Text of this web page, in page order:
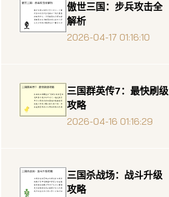
傲世三国：步兵攻击全
解析
2026-04-17 01:16:10
三国群英传7：最快刷级
攻略
2026-04-16 01:16:29
三国杀战场：战斗升级
攻略